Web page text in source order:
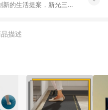
的生活提案，新光三越
，為人們帶來更愉悅美
描述